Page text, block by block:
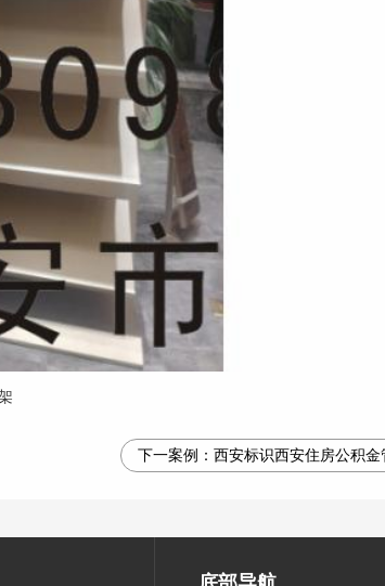
下一案例： 西安标识西安住房公积